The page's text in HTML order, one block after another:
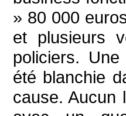
» 80 000
et plusieurs
policiers.
été blanchie
cause. Aucun